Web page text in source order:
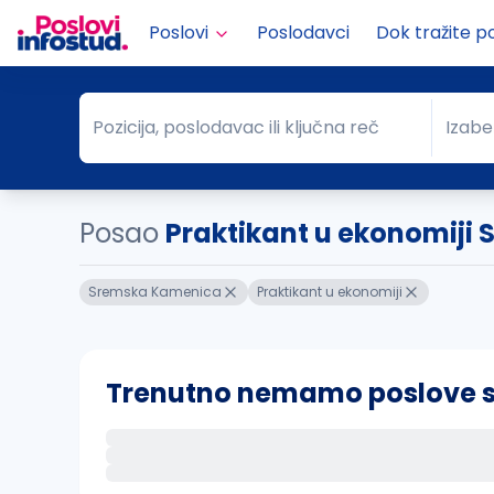
Poslovi Poslodavci Dok tražite
Pozicija, poslodavac ili ključna reč
Pozicija, poslodavac ili ključna reč Grad
Posao Praktikant u ekonomiji
Sremska Kamenica Praktikant u ekonomiji
Trenutno nemamo poslove